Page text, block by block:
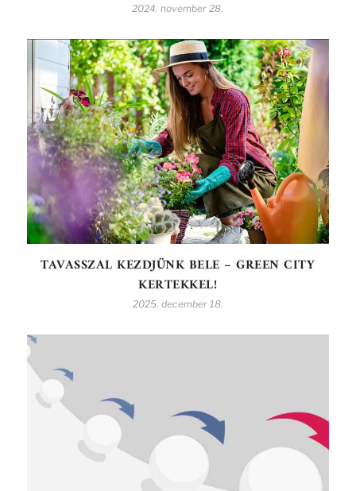
2024. november 28.
TAVASSZAL KEZDJÜNK BELE – GREEN CITY
KERTEKKEL!
2025. december 18.